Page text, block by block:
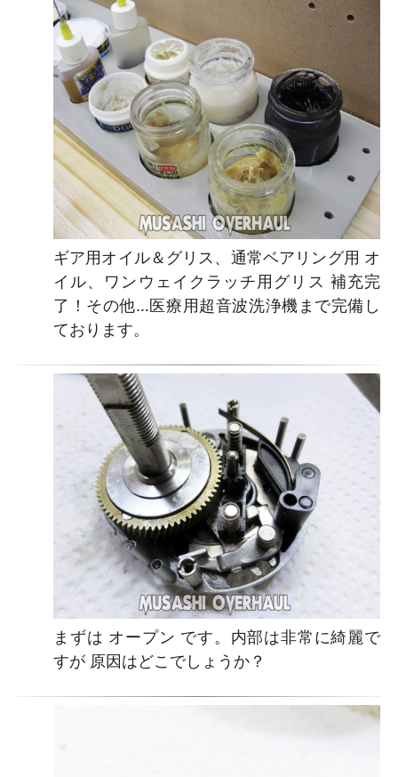
ギア用オイル＆グリス、通常ベアリング用 オ
イル、ワンウェイクラッチ用グリス 補充完
了！その他…医療用超音波洗浄機まで完備し
ております。
まずは オープン です。内部は非常に綺麗で
すが 原因はどこでしょうか？